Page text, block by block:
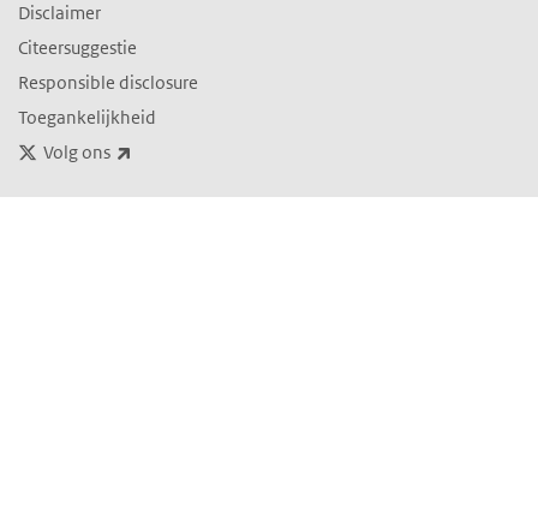
Disclaimer
Citeersuggestie
Responsible disclosure
Toegankelijkheid
Volg ons